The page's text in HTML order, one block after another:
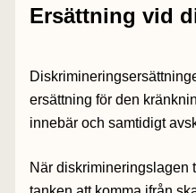
Ersättning vid
ersättning för den
innebär och samtidigt
När diskrimineringslagen